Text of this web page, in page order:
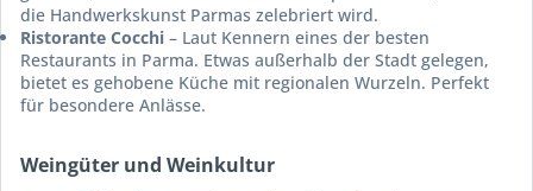
die Handwerkskunst Parmas zelebriert wird.
Ristorante Cocchi – Laut Kennern eines der besten
Restaurants in Parma. Etwas außerhalb der Stadt gelegen,
bietet es gehobene Küche mit regionalen Wurzeln. Perfekt
für besondere Anlässe.
Weingüter und Weinkultur